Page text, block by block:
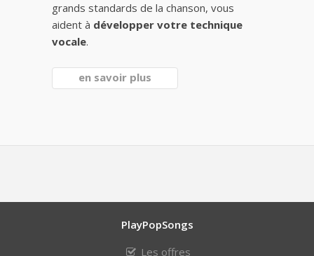
grands standards de la chanson, vous
aident à développer votre technique
vocale.
en savoir plus
PlayPopSongs
Les offres